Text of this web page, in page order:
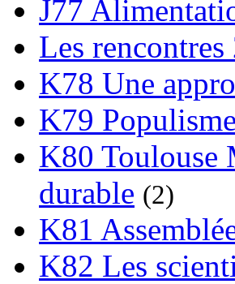
J77
Les rencontres
K78 Une
K79
K80 Toulouse
durable (2)
K81
K82 Les